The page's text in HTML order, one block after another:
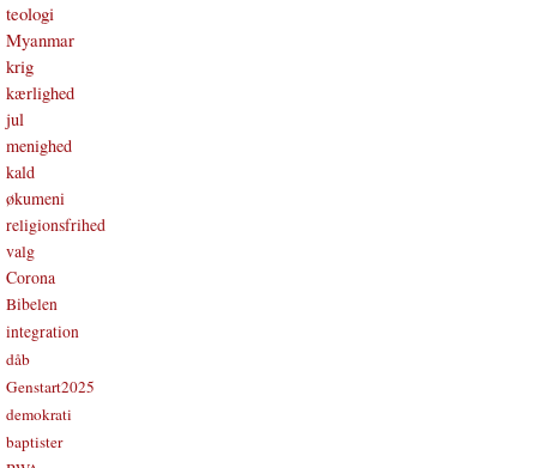
teologi
Myanmar
krig
kærlighed
jul
menighed
kald
økumeni
religionsfrihed
valg
Corona
Bibelen
integration
dåb
Genstart2025
demokrati
baptister